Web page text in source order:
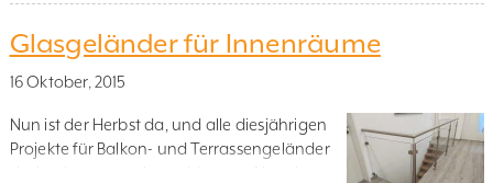
Programmierer Mikael Linusson hat nämlich eine neue Funktion
in unserem Konfigurationssystem erstellt, die es ermöglicht,
sekundenschnell ein Schaubild des von Ihnen konfigurierten
Glasgeländer für Innenräume
16 Oktober, 2015
Nun ist der Herbst da, und alle diesjährigen
Projekte für Balkon- und Terrassengeländer